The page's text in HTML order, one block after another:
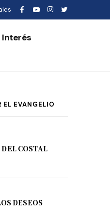
Interés
EL EVANGELIO
COSTAL
DESEOS